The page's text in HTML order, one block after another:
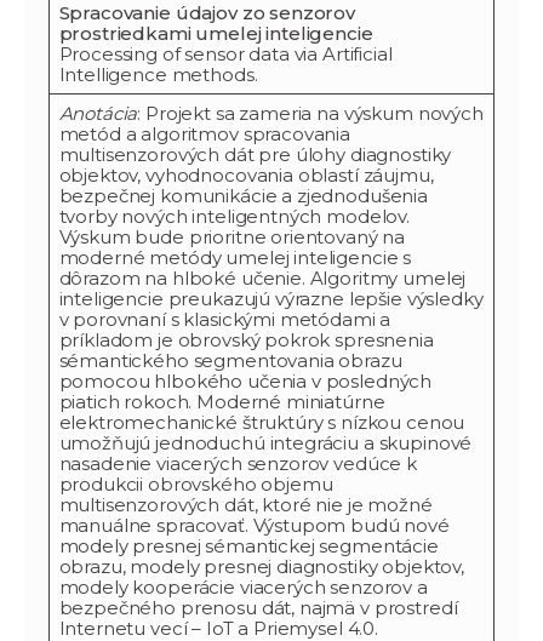
Spracovanie údajov zo senzorov
prostriedkami umelej inteligencie
Processing of sensor data via Artificial
Intelligence methods.
Anotácia: Projekt sa zameria na výskum nových
metód a algoritmov spracovania
multisenzorových dát pre úlohy diagnostiky
objektov, vyhodnocovania oblastí záujmu,
bezpečnej komunikácie a zjednodušenia
tvorby nových inteligentných modelov.
Výskum bude prioritne orientovaný na
moderné metódy umelej inteligencie s
dôrazom na hlboké učenie. Algoritmy umelej
inteligencie preukazujú výrazne lepšie výsledky
v porovnaní s klasickými metódami a
príkladom je obrovský pokrok spresnenia
sémantického segmentovania obrazu
pomocou hlbokého učenia v posledných
piatich rokoch. Moderné miniatúrne
elektromechanické štruktúry s nízkou cenou
umožňujú jednoduchú integráciu a skupinové
nasadenie viacerých senzorov vedúce k
produkcii obrovského objemu
multisenzorových dát, ktoré nie je možné
manuálne spracovať. Výstupom budú nové
modely presnej sémantickej segmentácie
obrazu, modely presnej diagnostiky objektov,
modely kooperácie viacerých senzorov a
bezpečného prenosu dát, najmä v prostredí
Internetu vecí – IoT a Priemysel 4.0.